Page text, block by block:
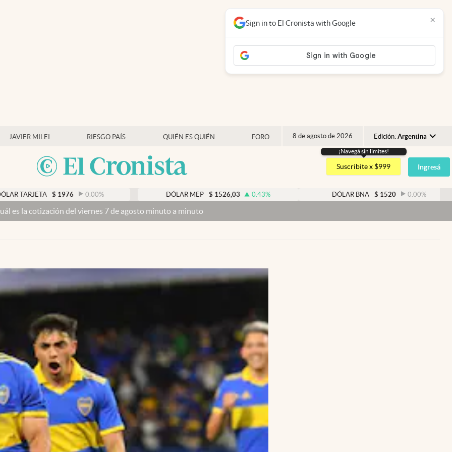
JAVIER MILEI RIESGO PAÍS QUIÉN ES QUIÉN FORO 8 de agosto de 2026 Edición: Argentina
Argentina
España
USA
¡Navegá sin limites!
Suscribite x $999 Ingresá
$ 1976 0.00 % DÓLAR MEP $ 1526,03 0.43 % DÓLAR BNA $ 1520 0.00 %
del viernes 7 de agosto minuto a minuto
Sign in to El Cronista with Google ×